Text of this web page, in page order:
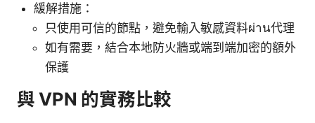
緩解措施：
只使用可信的節點，避免輸入敏感資料ผ่าน代理
如有需要，結合本地防火牆或端到端加密的額外
保護
與 VPN 的實務比較